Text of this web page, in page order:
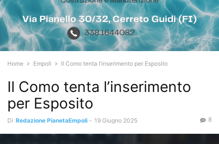
Home Empoli Il Como tenta l’inserimento per Esposito
Il Como tenta l’inserimento
per Esposito
Di Redazione PianetaEmpoli - 19 Giugno 2025 8